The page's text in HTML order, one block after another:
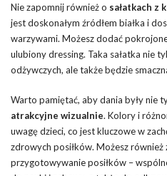
Nie zapomnij również o sałatkach z
jest doskonałym źródłem białka i
warzywami. Możesz dodać
ulubiony dressing. Taka sałatka nie
odżywczych, ale także będzie
Warto pamiętać, aby dania były nie
atrakcyjne wizualnie. Kolory i
uwagę dzieci, co jest kluczowe w
zdrowych posiłków. Możesz również
przygotowywanie posiłków –